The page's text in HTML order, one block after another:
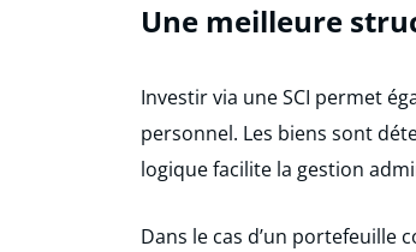
Une meilleure
Investir via une SCI permet
personnel. Les biens sont
logique facilite la gestion
Dans le cas d’un portefeuille